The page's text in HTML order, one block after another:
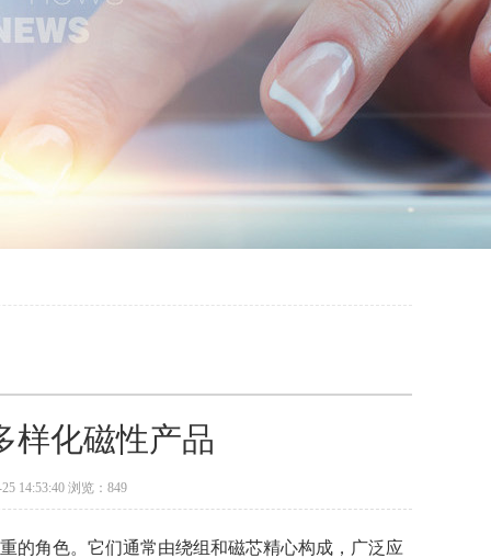
样化磁性产品
14:53:40 浏览： 849
的角色。它们通常由绕组和磁芯精心构成，广泛应